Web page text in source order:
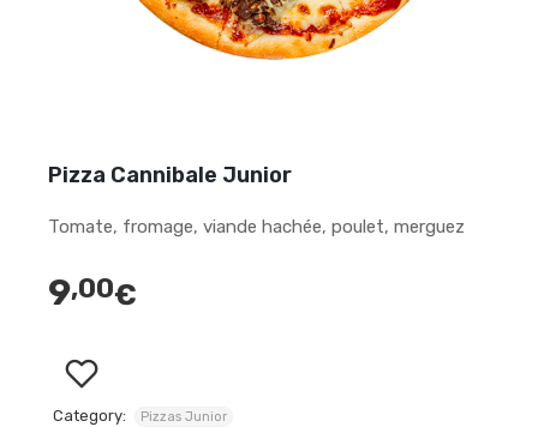
Pizza Cannibale Junior
Tomate, fromage, viande hachée, poulet, merguez
9,00€
Category: Pizzas Junior